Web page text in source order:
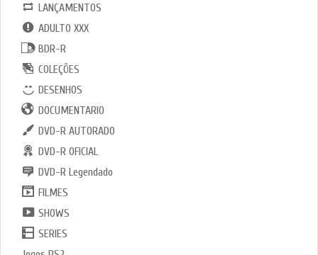
LANÇAMENTOS
ADULTO XXX
BDR-R
COLEÇÕES
DESENHOS
DOCUMENTARIO
DVD-R AUTORADO
DVD-R OFICIAL
DVD-R Legendado
FILMES
SHOWS
SERIES